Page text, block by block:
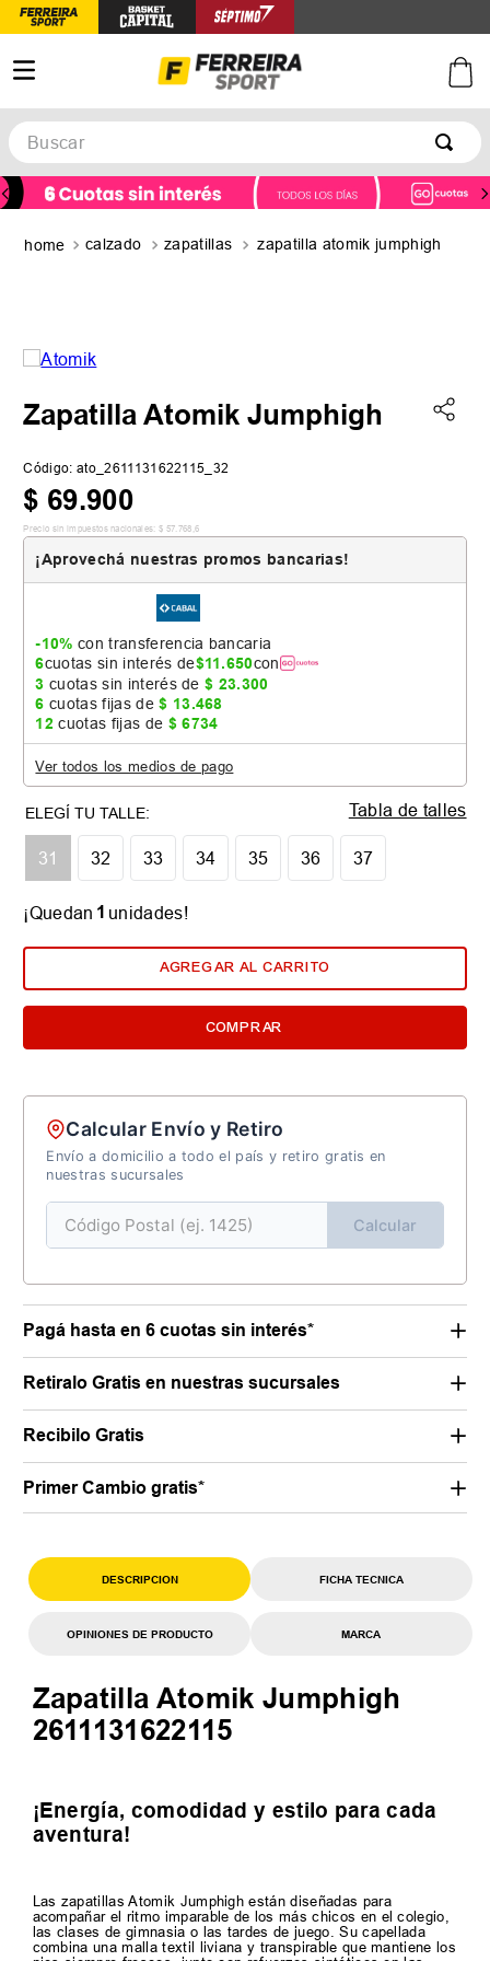
Buscar
calzado zapatillas zapatilla atomik jumphigh
Zapatilla Atomik Jumphigh
Código: ato_2611131622115_32
$ 69.900
Precio sin impuestos nacionales: $ 57 768 6
¡Aprovechá nuestras promos bancarias!
-10% con transferencia bancaria
6cuotas sin interés de$11.650con
3 cuotas sin interés de$ 23.300
6 cuotas fijas de$ 13.468
12 cuotas fijas de $ 6734
Ver todos los medios de pago
31 32 33 34 35 36 37
Tabla de talles
¡Quedan 1 unidades!
AGREGAR AL CARRITO
COMPRAR
Calcular Envío y Retiro
Envío a domicilio a todo el país y retiro gratis en
nuestras sucursales
Calcular
Pagá hasta en 6 cuotas sin interés*
Retiralo Gratis en nuestras sucursales
Recibilo Gratis
Primer Cambio gratis*
DESCRIPCION FICHA TECNICA
OPINIONES DE PRODUCTO MARCA
Zapatilla Atomik Jumphigh
2611131622115
¡Energía, comodidad y estilo para cada
aventura!
Las zapatillas Atomik Jumphigh están diseñadas para
acompañar el ritmo imparable de los más chicos en el colegio,
las clases de gimnasia o las tardes de juego. Su capellada
combina una malla textil liviana y transpirable que mantiene los
TÉRMINOS MÁS BUSCADOS
5. zapatillas adidas